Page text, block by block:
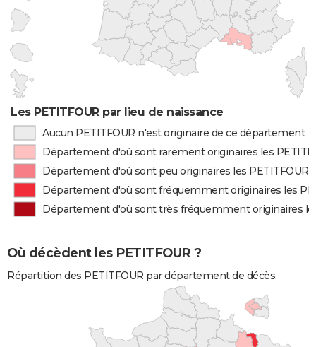
Les PETITFOUR par lieu de naissance
Aucun PETITFOUR n'est originaire de ce département
Département d'où sont rarement originaires les
Département d'où sont peu originaires les PETITFOUR
Département d'où sont fréquemment originaires les
Département d'où sont très fréquemment originaires
Où décèdent les PETITFOUR ?
Répartition des PETITFOUR par département de décès.